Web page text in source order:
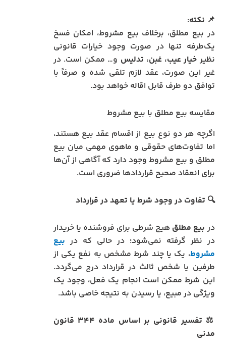
📌 نکته:
در بیع مطلق، برخلاف بیع مشروط، امکان فسخ
یک‌طرفه تنها در صورت وجود خیارات قانونی
نظیر خیار عیب، غبن، تدلیس و… ممکن است. در
غیر این صورت، عقد لازم تلقی شده و صرفاً با
توافق دو طرف قابل اقاله خواهد بود.
مقایسه بیع مطلق با بیع مشروط
اگرچه هر دو نوع بیع از اقسام عقد بیع هستند،
اما تفاوت‌های حقوقی و ماهوی مهمی میان بیع
مطلق و بیع مشروط وجود دارد که آگاهی از آن‌ها
برای انعقاد صحیح قراردادها ضروری است.
🔍 تفاوت در وجود شرط یا تعهد در قرارداد
در بیع مطلق هیچ شرطی برای فروشنده یا خریدار
در نظر گرفته نمی‌شود؛ در حالی‌ که در بیع
مشروط، یک یا چند شرط مشخص به نفع یکی از
طرفین یا شخص ثالث در قرارداد درج می‌گردد.
این شرط ممکن است انجام یک فعل، وجود یک
ویژگی در مبیع، یا رسیدن به نتیجه خاصی باشد.
⚖️ تفسیر قانونی بر اساس ماده ۳۴۴ قانون
مدنی